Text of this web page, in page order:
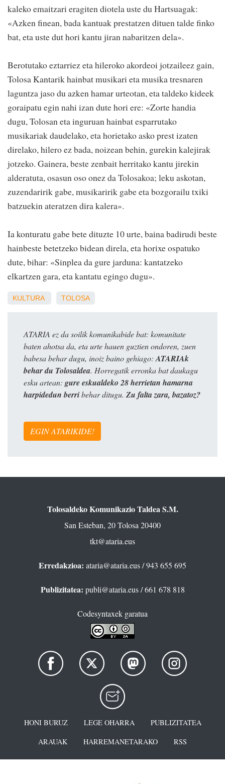
kaleko emaitzari eragiten diotela uste du Hartsuagak:
«Azken finean, bada kantuak prestatzen dituen talde finko
bat, eta uste dut hori kantu jiran nabaritzen dela».
Berotutako eztarriez eta hileroko akordeoi jotzaileez gain,
Tolosa Kantarik hainbat musikari eta musika tresnaren
laguntza jaso du azken hamar urteotan, eta taldeko kideek
goraipatu egin nahi izan dute hori ere: «Zorte handia
dugu, Tolosan eta inguruan hainbat esparrutako
musikariak daudelako, eta horietako asko prest izaten
direlako, hilero ez bada, noizean behin, gurekin kalejirak
jotzeko. Gainera, beste zenbait herritako kantu jirekin
alderatuta, osasun oso onez da Tolosakoa; leku askotan,
zuzendaririk gabe, musikaririk gabe eta bozgorailu txiki
batzuekin ateratzen dira kalera».
Ia konturatu gabe bete dituzte 10 urte, baina badirudi beste
hainbeste betetzeko bidean direla, eta horixe ospatuko
dute, bihar: «Sinplea da gure jarduna: kantatzeko
elkartzen gara, eta kantatu egingo dugu».
KULTURA TOLOSA
ATARIA ez da soilik komunikabide bat: komunitate
baten ahotsa da, eta urte hauen guztien ondoren, zuen
babesa behar dugu, inoiz baino gehiago: ATARIAk
behar du Tolosaldea. Horregatik erronka bat daukagu
esku artean: gure eskualdeko 28 herrietan hamarna
harpidedun berribehar ditugu. Zu falta zara, bazatoz?
EGIN ATARIKIDE!
Tolosaldeko Komunikazio Taldea S.M.
San Esteban, 20 Tolosa 20400
tkt@ataria.eus
Erredakzioa: ataria@ataria.eus/ 943 655 695
Publizitatea: publi@ataria.eus/ 661 678 818
Codesyntaxek garatua
HONI BURUZ LEGE OHARRA
PUBLIZITATEA
ARAUAK
HARREMANETARAKO RSS